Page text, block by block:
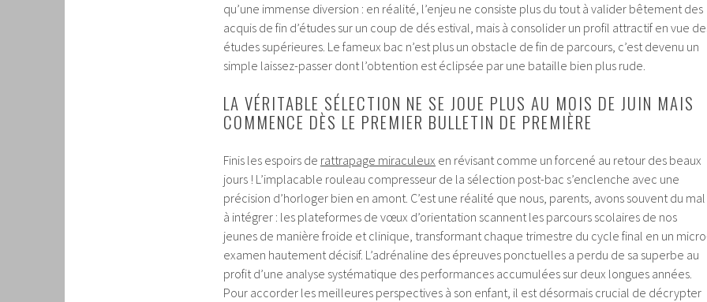
qu’une immense diversion : en réalité, l’enjeu ne consiste plus du tout à valider bêtement des
acquis de fin d’études sur un coup de dés estival, mais à consolider un profil attractif en vue
études supérieures. Le fameux bac n’est plus un obstacle de fin de parcours, c’est devenu un
simple laissez-passer dont l’obtention est éclipsée par une bataille bien plus rude.
LA VÉRITABLE SÉLECTION NE SE JOUE PLUS AU MOIS DE JUIN MAIS
COMMENCE DÈS LE PREMIER BULLETIN DE PREMIÈRE
Finis les espoirs de rattrapage miraculeux en révisant comme un forcené au retour des beaux
jours ! L’implacable rouleau compresseur de la sélection post-bac s’enclenche avec une
précision d’horloger bien en amont. C’est une réalité que nous, parents, avons souvent du mal
à intégrer : les plateformes de vœux d’orientation scannent les parcours scolaires de nos
jeunes de manière froide et clinique, transformant chaque trimestre du cycle final en un
examen hautement décisif. L’adrénaline des épreuves ponctuelles a perdu de sa superbe au
profit d’une analyse systématique des performances accumulées sur deux longues années.
Pour accorder les meilleures perspectives à son enfant, il est désormais crucial de décrypter